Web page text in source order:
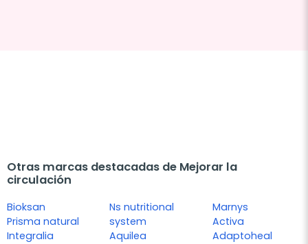
Otras marcas destacadas de Mejorar la
circulación
Bioksan
Prisma natural
Integralia
Ns nutritional
system
Aquilea
Marnys
Activa
Adaptoheal